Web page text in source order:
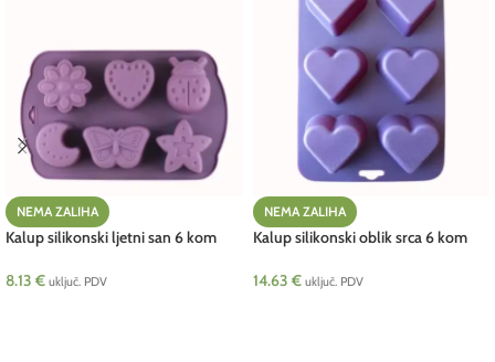
NEMA ZALIHA
Kalup silikonski ljetni san 6 kom
8.13 € uključ. PDV
NEMA ZALIHA
Kalup silikonski oblik srca 6 kom
14.63 € uključ. PDV